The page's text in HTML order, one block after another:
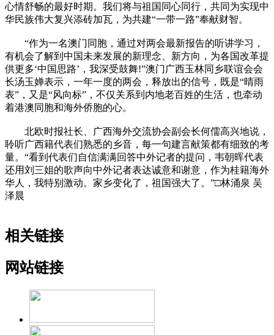
心情舒畅的最好时期。我们将与祖国同心同行，共同为实现中
华民族伟大复兴添砖加瓦，为共建“一带一路”奉献财智。
“作为一名澳门同胞，通过对两会最新报告的听讲学习，
有机会了解到中国未来发展的新理念、新方向，为各国改革提
供更多‘中国思路’，我深受鼓舞!”澳门广西玉林同乡联谊会会
长汤玉婵表示，一年一度的两会，释放出的信号，既是“晴雨
表”，又是“风向标”，不仅关系到内地老百姓的生活，也牵动
着港澳同胞和海外侨胞的心。
北欧时报社长、广西海外交流协会副会长何儒高兴地说，
聆听广西籍代表们熟悉的乡音，每一句建言献策都有细致的考
量。“看到代表们自信满满回答中外记者的提问，韦朝晖代表
还用刘三姐的歌声向中外记者表达诚意和谢意，作为桂籍海外
华人，我特别激动。家乡变化了，祖国强大了。”□林涌泉 吴
泽晨
相关链接
网站链接